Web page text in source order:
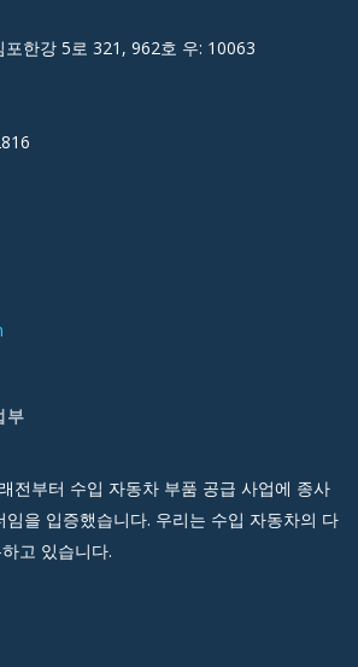
포한강 5로 321, 962호 우: 10063
부
전부터 수입 자동차 부품 공급 사업에 종사
을 입증했습니다. 우리는 수입 자동차의 다
고 있습니다.